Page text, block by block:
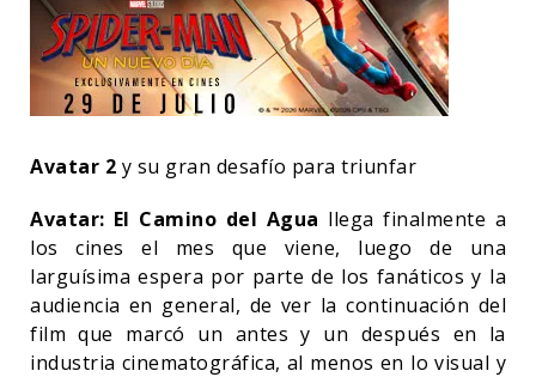
Avatar 2 y su gran desafío para triunfar
Avatar: El Camino del Agua llega finalmente a
los cines el mes que viene, luego de una
larguísima espera por parte de los fanáticos y la
audiencia en general, de ver la continuación del
film que marcó un antes y un después en la
industria cinematográfica, al menos en lo visual y